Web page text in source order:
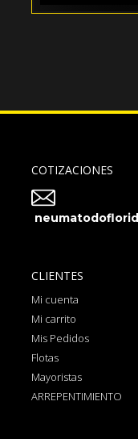
COTIZACIONES
CLIENTES
Mi cuenta
Mi carrito
Mis Pedidos
Flotas
Mayoristas
ARREPENTIMIENTO